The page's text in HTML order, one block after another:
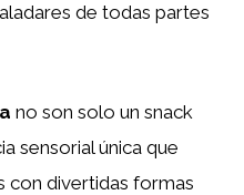
de todas partes
no son solo un snack
sensorial única que
con divertidas formas